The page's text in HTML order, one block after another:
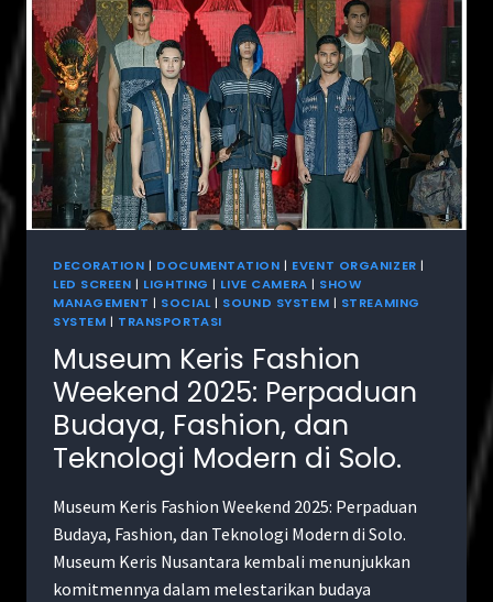
DECORATION | DOCUMENTATION | EVENT ORGANIZER |
LED SCREEN | LIGHTING | LIVE CAMERA | SHOW
MANAGEMENT | SOCIAL| SOUND SYSTEM | STREAMING
SYSTEM | TRANSPORTASI
Museum Keris Fashion
Weekend 2025: Perpaduan
Budaya, Fashion, dan
Teknologi Modern di Solo.
Museum Keris Fashion Weekend 2025: Perpaduan
Budaya, Fashion, dan Teknologi Modern di Solo.
Museum Keris Nusantara kembali menunjukkan
komitmennya dalam melestarikan budaya